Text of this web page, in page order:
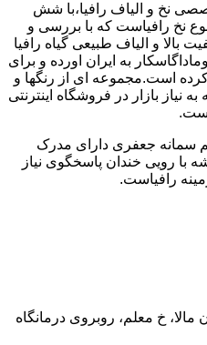
نخ و الیاف رافیا،با شش
نخ رافیاست که با بررسی و
بالا و الیاف طبیعی گیاه رافیا
به ایران اورده و برای
است.مجموعه ای از رنگها و
نیاز بازار در فروشگاه اینترنتی
سمانه جعفری دارای مدرک
با رویی خندان پاسخگوی نیاز
رافیاست.
مالا، خ معلم، روبروی درمانگاه